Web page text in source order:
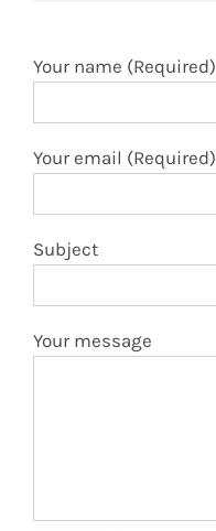
Your name (Required)
Your email (Required)
Subject
Your message